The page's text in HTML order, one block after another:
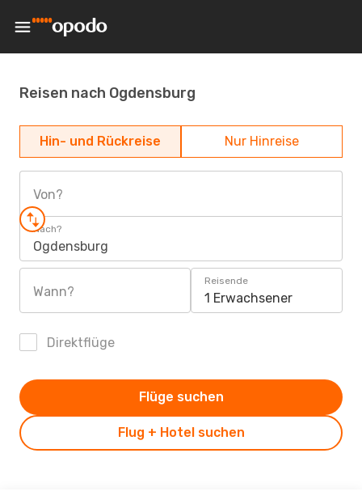
Reisen nach Ogdensburg
Hin- und Rückreise Nur Hinreise
Von?
Nach?
Ogdensburg
Wann?
Reisende
1 Erwachsener
Direktflüge
Flug + Hotel suchen
Flüge suchen